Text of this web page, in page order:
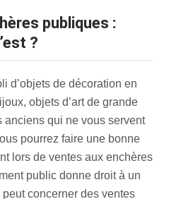
?
d’objets de décoration en
objets d’art de grande
anciens qui ne vous servent
pourrez faire une bonne
lors de ventes aux enchères
public donne droit à un
concerner des ventes